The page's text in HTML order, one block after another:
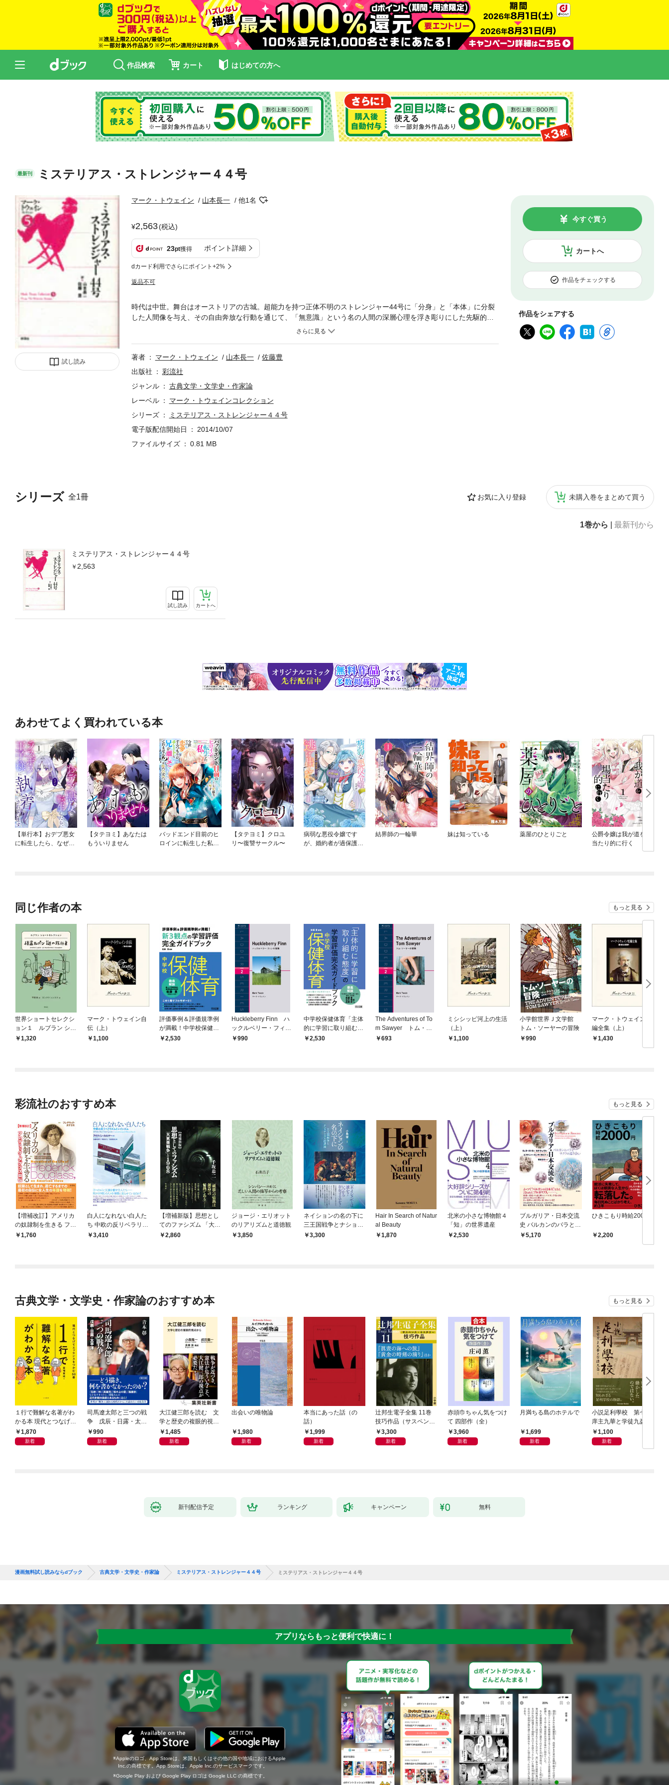
作品検索 カート はじめての方へ
最新刊 ミステリアス・ストレンジャー４４号
試し読み
マーク・トウェイン 山本長一 他1名
2,563(税込)
23pt獲得 ポイント詳細
dカード利用でさらにポイント+2%
返品不可
カートへ
今すぐ買う
作品をチェックする
作品をシェアする
シリーズ 全1冊 お気に入り登録 未購入巻をまとめて買う
1巻から 最新刊から
ミステリアス・ストレンジャー４４号
2,563
試し読み カートへ
時代は中世。舞台はオーストリアの古城。超能力を持つ正体不明のストレンジャー44号に「分身」と「本体」に分裂
した人間像を与え、その自由奔放な行動を通じて、「無意識」という名の人間の深層心理を浮き彫りにした先駆的作
著者 マーク・トウェイン 山本長一
佐藤豊
出版社
彩流社
ジャンル
古典文学・文学史・作家論
レーベル
マーク・トウェインコレクション
シリーズ
ミステリアス・ストレンジャー４４号
電子版配信開始日
2014/10/07
ファイルサイズ
0.81 MB
あわせてよく買われている本
【単行本】おデブ悪女
に転生したら、なぜか
【タテヨミ】あなたは
もういりません
バッドエンド目前のヒ
ロインに転生した私、
【タテヨミ】クロユ
リ〜復讐サークル〜
病弱な悪役令嬢です
が、婚約者が過保護す
結界師の一輪華 妹は知っている 薬屋のひとりごと
公爵令嬢は我が道を場
当たり的に行く
同じ作者の本 もっと見る
世界ショートセレクシ
ョン１ ルブラン ショ
ートセレクション 怪
1,320
マーク・トウェイン自
伝（上）
1,100
評価事例＆評価規準例
が満載！中学校保健体
育新3観点の学習評価
2,530
Huckleberry Finn ハ
ックルベリー・フィン
の冒険
990
中学校保健体育「主体
的に学習に取り組む態
度」の学習評価完全ガ
2,530
The Adventures of To
m Sawyer トム・ソ
ーヤーの冒険
693
ミシシッピ河上の生活
（上）
1,100
小学館世界Ｊ文学館
トム・ソーヤーの冒険
990
マーク・トウェイン短
編全集（上）
1,430
彩流社のおすすめ本 もっと見る
【増補改訂】アメリカ
の奴隷制を生きる フレ
デリック・ダグラス自
1,760
白人になれない白人た
ち 中欧の反リベラリズ
ムとレイシズム
3,410
【増補新版】思想とし
てのファシズム 「大東
亜戦争」と１９６８
2,860
ジョージ・エリオット
のリアリズムと道徳観
3,850
ネイションの名の下に
三王国戦争とナショナ
リズム起源論
3,300
Hair In Search of Natur
al Beauty
1,870
北米の小さな博物館４
「知」の世界遺産
2,530
ブルガリア・日本交流
史 バルカンのバラとサ
クラの巡り会い
5,170
ひきこもり時給2000円
2,200
古典文学・文学史・作家論のおすすめ本 もっと見る
１行で難解な名著がわ
かる本 現代とつなげて
エッセンスをつかむ50
冊
1,870
新着
司馬遼太郎と三つの戦
争 戊辰・日露・太平
洋990
新着
大江健三郎を読む 文
学と歴史の複眼的視点
から1,485
新着
出会いの唯物論
1,980
新着
本当にあった話（の
話）
1,999
新着
辻邦生電子全集 11巻
技巧作品（サスペン
ス・ミステリー） 『眞
晝の海への旅』『黄金
3,300
新着
赤頭巾ちゃん気をつけ
て 四部作（全）
3,960
新着
月満ちる島のホテルで
1,699
新着
小説足利學校 第七世
庠主九華と学徒九益
1,100
新着
新刊配信予定 ランキング キャンペーン 無料
漫画無料試し読みならdブック 古典文学・文学史・作家論 ミステリアス・ストレンジャー４４号 ミステリアス・ストレンジャー４４号
アプリならもっと便利で快適に！
Appleのロゴ、App Storeは、米国もしくはその他の国や地域におけるApple
Inc.の商標です。App Storeは、Apple Inc.のサービスマークです。
Google Play および Google Play ロゴは Google LLC の商標です。